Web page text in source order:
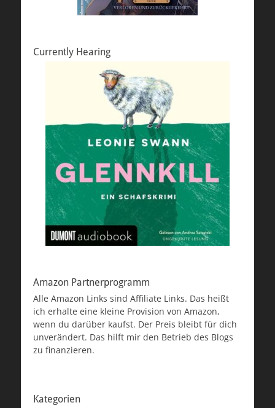
Currently Hearing
Amazon Partnerprogramm
Alle Amazon Links sind Affiliate Links. Das heißt
ich erhalte eine kleine Provision von Amazon,
wenn du darüber kaufst. Der Preis bleibt für dich
unverändert. Das hilft mir den Betrieb des Blogs
zu finanzieren.
Kategorien